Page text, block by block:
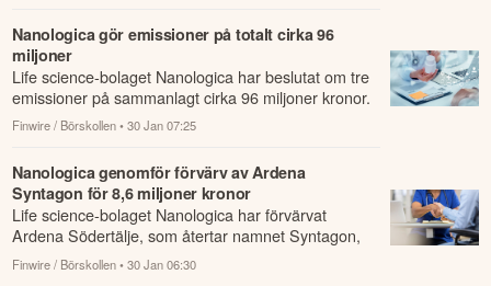
Nanologica gör emissioner på totalt cirka 96
miljoner
Life science-bolaget Nanologica har beslutat om tre
emissioner på sammanlagt cirka 96 miljoner kronor.
Finwire / Börskollen • 30 Jan 07:25
Nanologica genomför förvärv av Ardena
Syntagon för 8,6 miljoner kronor
Life science-bolaget Nanologica har förvärvat
Ardena Södertälje, som återtar namnet Syntagon,
för cirka 9 miljoner kronor.
Finwire / Börskollen • 30 Jan 06:30